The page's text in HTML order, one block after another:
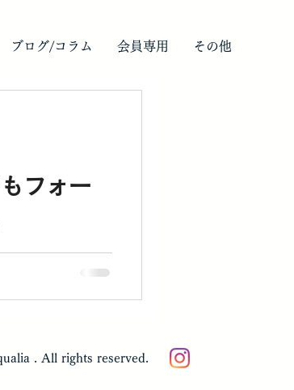
ブログ/コラム 会員専用 その他
フォー
. All rights reserved.